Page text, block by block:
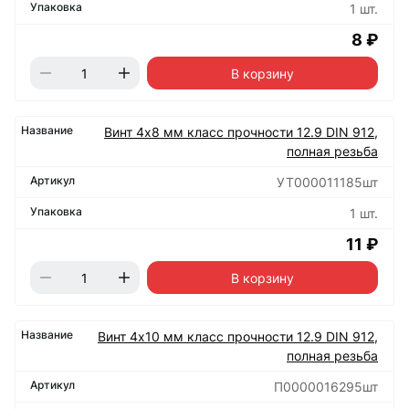
1 шт.
8 ₽
В корзину
Винт 4х8 мм класс прочности 12.9 DIN 912,
полная резьба
УТ000011185шт
1 шт.
11 ₽
В корзину
Винт 4х10 мм класс прочности 12.9 DIN 912,
полная резьба
П0000016295шт